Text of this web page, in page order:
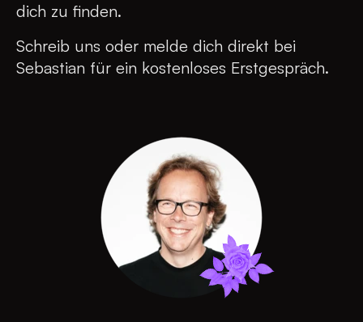
dich zu finden.
Schreib uns oder melde dich direkt bei
Sebastian für ein kostenloses Erstgespräch.